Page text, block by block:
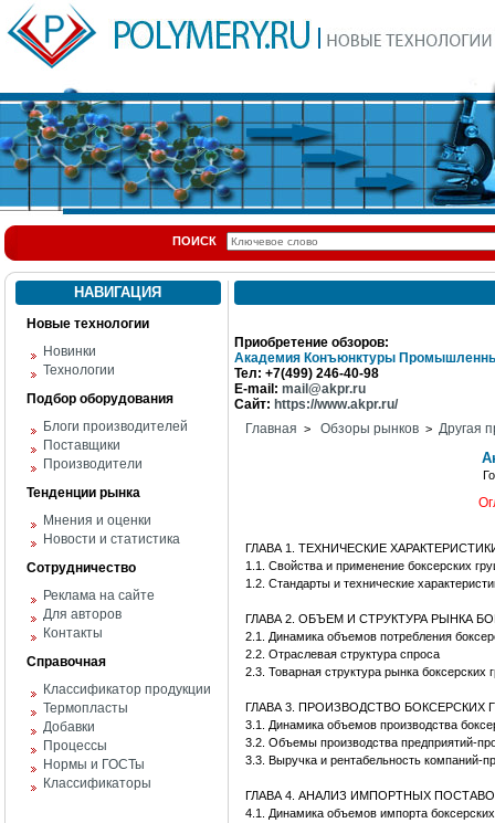
ПОИСК
НАВИГАЦИЯ
Новые технологии
Новинки
Технологии
Подбор оборудования
Блоги производителей
Поставщики
Производители
Тенденции рынка
Мнения и оценки
Новости и статистика
Сотрудничество
Реклама на сайте
Для авторов
Контакты
Справочная
Классификатор продукции
Термопласты
Добавки
Процессы
Нормы и ГОСТы
Классификаторы
Приобретение обзоров:
Академия Конъюнктуры
Тел: +7(499) 246-40-98
E-mail: mail@akpr.ru
Сайт: https://www.akpr.ru/
Главная > Обзоры рынков > Другая
ГЛАВА 1. ТЕХНИЧЕСКИЕ
1.1. Свойства и применение боксерских
1.2. Стандарты и технические
ГЛАВА 2. ОБЪЕМ И СТРУКТУРА РЫНКА
2.1. Динамика объемов потребления
2.2. Отраслевая структура спроса
2.3. Товарная структура рынка
ГЛАВА 3. ПРОИЗВОДСТВО БОКСЕРСКИХ
3.1. Динамика объемов производства
3.2. Объемы производства предприятий-
3.3. Выручка и рентабельность компаний-
ГЛАВА 4. АНАЛИЗ ИМПОРТНЫХ
4.1. Динамика объемов импорта